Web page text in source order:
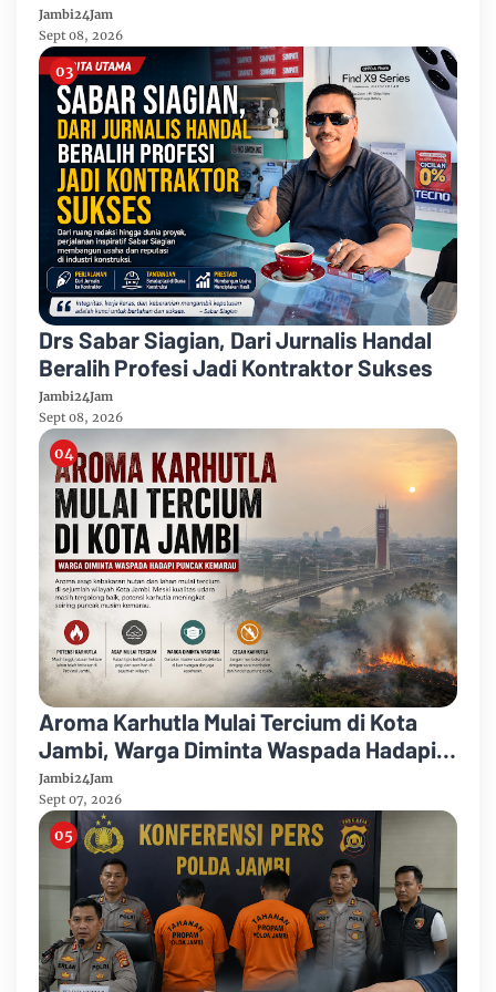
Taman Banjuran Budayo, Spontaneus
Band Raih Juara 2
Jambi24Jam
Sept 08, 2026
Drs Sabar Siagian, Dari Jurnalis Handal
Beralih Profesi Jadi Kontraktor Sukses
Jambi24Jam
Sept 08, 2026
Aroma Karhutla Mulai Tercium di Kota
Jambi, Warga Diminta Waspada Hadapi
Puncak Kemarau
Jambi24Jam
Sept 07, 2026